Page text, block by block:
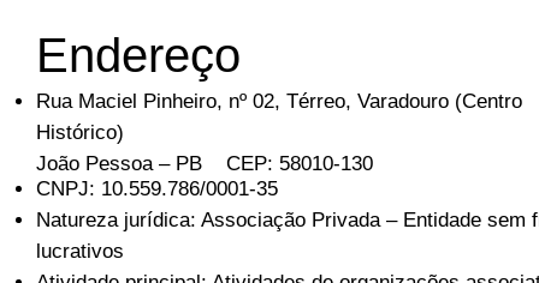
Endereço
Rua Maciel Pinheiro, nº 02, Térreo, Varadouro (Centro
Histórico)
João Pessoa – PB CEP: 58010-130
CNPJ: 10.559.786/0001-35
Natureza jurídica: Associação Privada – Entidade sem
lucrativos